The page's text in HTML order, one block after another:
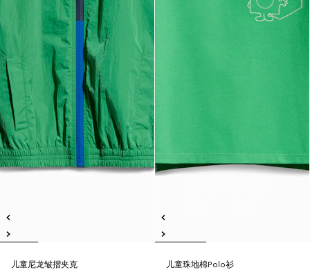
儿童尼龙皱摺夹克
儿童珠地棉Polo衫